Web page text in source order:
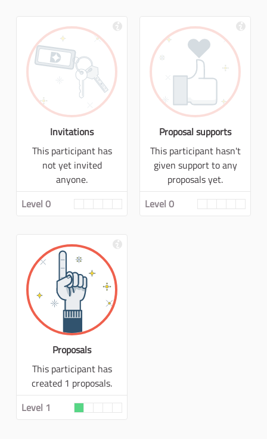
Invitations
This participant has
not yet invited
anyone.
Level 0
Proposal supports
This participant hasn't
given support to any
proposals yet.
Level 0
Proposals
This participant has
created 1 proposals.
Level 1